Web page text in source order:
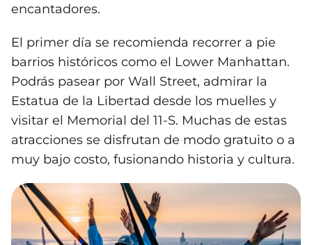
encantadores.
El primer día se recomienda recorrer a pie
barrios históricos como el Lower Manhattan.
Podrás pasear por Wall Street, admirar la
Estatua de la Libertad desde los muelles y
visitar el Memorial del 11-S. Muchas de estas
atracciones se disfrutan de modo gratuito o a
muy bajo costo, fusionando historia y cultura.